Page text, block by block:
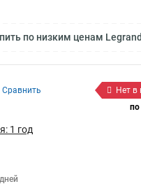
по низким ценам
Сравнить
Нет в
по
1 год